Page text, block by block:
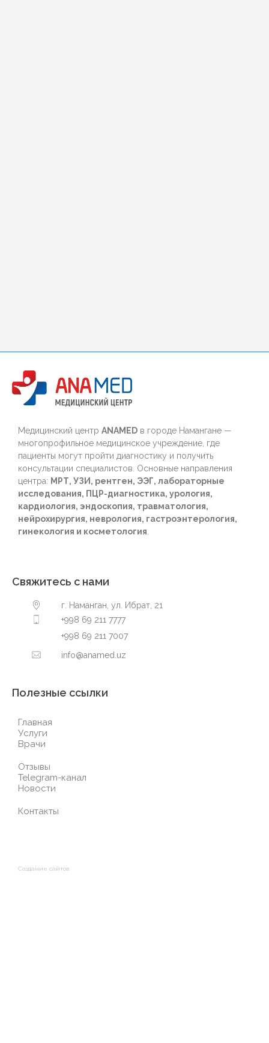
Медицинский центр ANAMED в городе Намангане —
многопрофильное медицинское учреждение, где
пациенты могут пройти диагностику и получить
консультации специалистов. Основные направления
центра: МРТ, УЗИ, рентген, ЭЭГ, лабораторные
исследования, ПЦР-диагностика, урология,
кардиология, эндоскопия, травматология,
нейрохирургия, неврология, гастроэнтерология,
гинекология и косметология
Свяжитесь с нами
г. Наманган, ул. Ибрат, 21
+998 69 211 7777
+998 69 211 7007
info@anamed.uz
Полезные ссылки
Главная
Услуги
Врачи
Отзывы
Telegram-канал
Новости
Контакты
Создание сайтов